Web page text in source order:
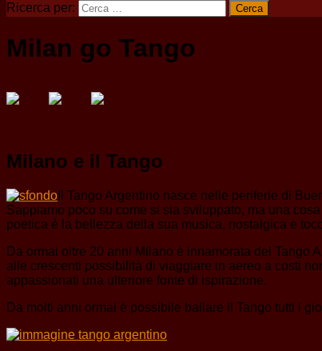
Ricerca per:
Milan go Tango
Milano e il Tango
Il Tango Argentino nasce nelle periferie di
Sappiamo poco su come si sia sviluppato, ma una
poetica è la bellezza della sua musica, nostalgica e
Da ormai oltre 20 anni Milano è innamorata del Tango
alle crescenti possibilità di viaggiare in aereo a costi
appassionati una ulteriore fonte di ispirazione.
Da molti anni ormai è possibile ballare il Tango tutti i